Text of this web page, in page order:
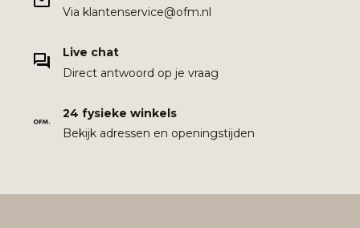
Via klantenservice@ofm.nl
Live chat
Direct antwoord op je vraag
24 fysieke winkels
Bekijk adressen en openingstijden